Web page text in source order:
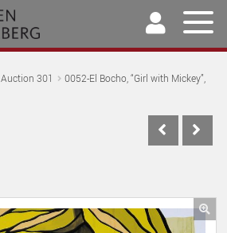
Auction 301
0052-El Bocho, “Girl with Mickey”,